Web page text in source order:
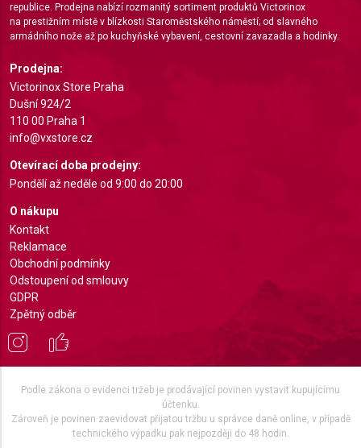
republice. Prodejna nabízí rozmanitý sortiment produktů Victorinox
na prestižním místě v blízkosti Staroměstského náměstí; od slavného
armádního nože až po kuchyňské vybavení, cestovní zavazadla a hodinky.
Prodejna:
Victorinox Store Praha
Dušní 924/2
110 00 Praha 1
info@vxstore.cz
Otevírací doba prodejny:
Pondělí až neděle od 9:00 do 20:00
O nákupu
Kontakt
Reklamace
Obchodní podmínky
Odstoupení od smlouvy
GDPR
Zpětný odběr
Podle zákona o evidenci tržeb je prodávající povinen vystavit kupujícímu
účtenku.
Zároveň je povinen zaevidovat přijatou tržbu u správce daně online, v případě
technického výpadku pak nejpozději do 48 hodin.